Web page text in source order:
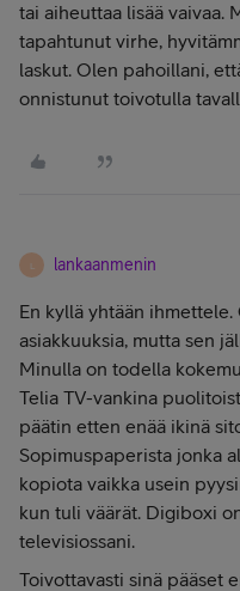
tai aiheuttaa lisää vaivaa.
tapahtunut virhe,
laskut. Olen pahoillani,
onnistunut toivotulla
lankaanmenin
En kyllä yhtään
asiakkuuksia, mutta sen
Minulla on todella
Telia TV-vankina
päätin etten enää ikinä
Sopimuspaperista jonka
kopiota vaikka usein
kun tuli väärät. Digiboxi
televisiossani.
Toivottavasti sinä pääset